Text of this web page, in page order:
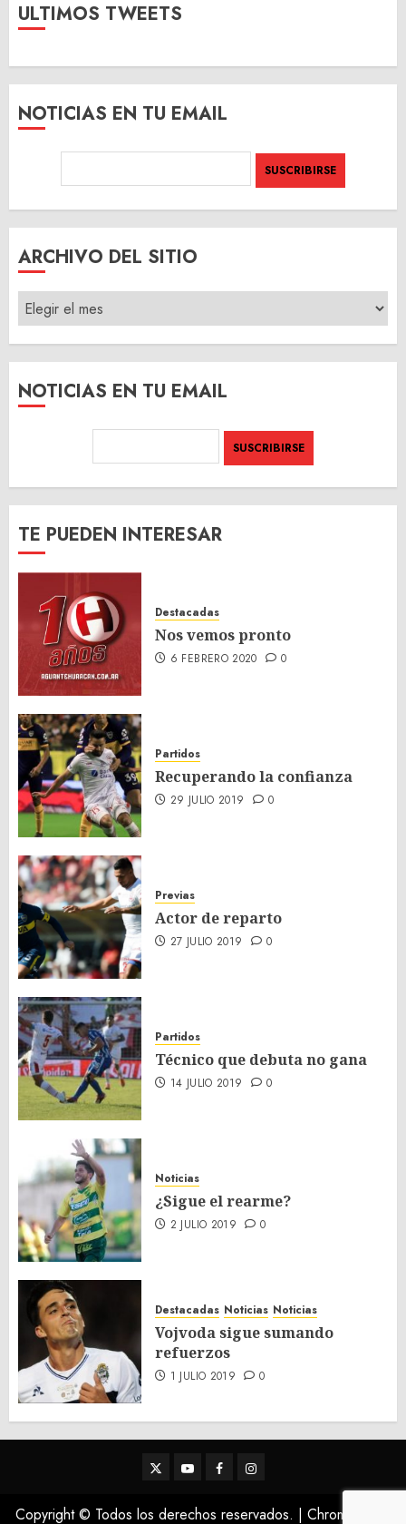
ULTIMOS TWEETS
NOTICIAS EN TU EMAIL
ARCHIVO DEL SITIO
ARCHIVO
DEL
SITIO
NOTICIAS EN TU EMAIL
TE PUEDEN INTERESAR
Destacadas
Nos vemos pronto
6 FEBRERO 2020 0
Partidos
Recuperando la confianza
29 JULIO 2019 0
Previas
Actor de reparto
27 JULIO 2019 0
Partidos
Técnico que debuta no gana
14 JULIO 2019 0
Noticias
¿Sigue el rearme?
2 JULIO 2019 0
Destacadas Noticias Noticias
Vojvoda sigue sumando
refuerzos
1 JULIO 2019 0
TwitterYoutubeFacebookInstagram
Copyright © Todos los derechos reservados. | ChromeNews